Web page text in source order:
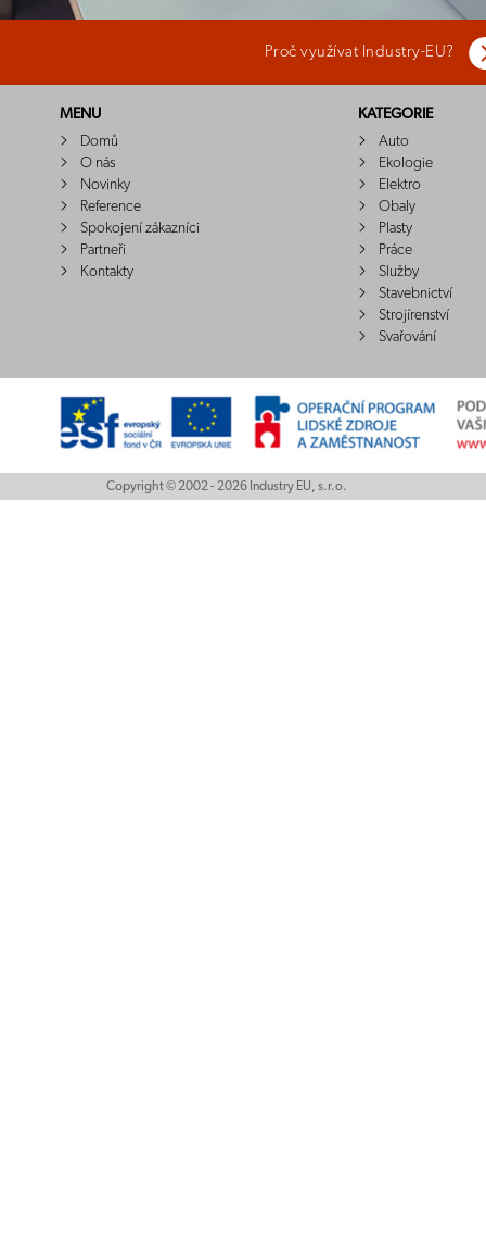
Proč využívat Industry-EU?
MENU
Domů
O nás
Novinky
Reference
Spokojení zákazníci
Partneři
Kontakty
KATEGORIE
Auto
Ekologie
Elektro
Obaly
Plasty
Práce
Služby
Stavebnictví
Strojírenství
Svařování
Copyright © 2002 - 2026 Industry EU, s.r.o.